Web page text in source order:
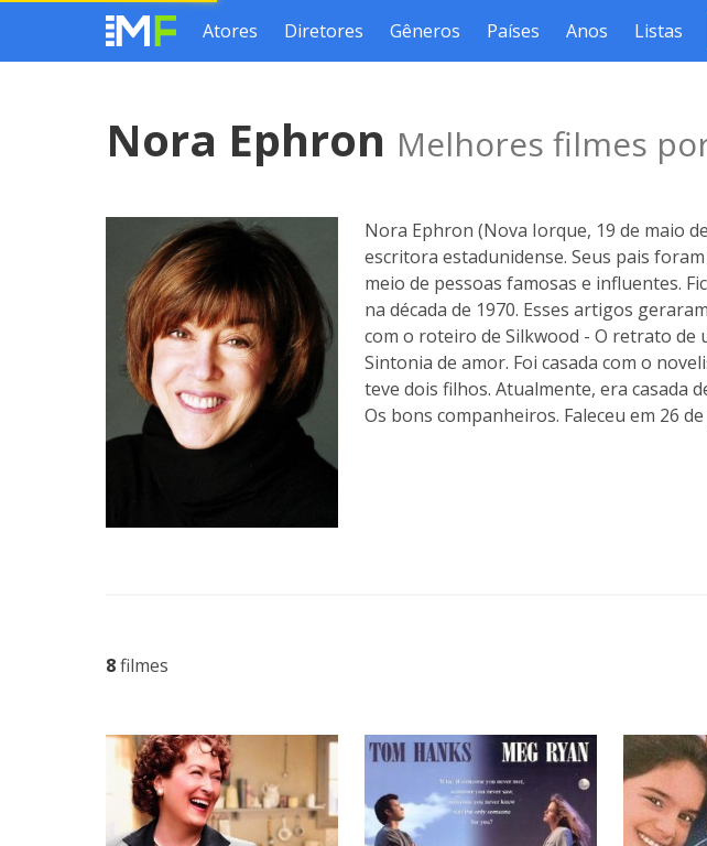
Atores Diretores Gêneros Países Anos Listas
Nora Ephron Melhores filmes
Nora Ephron (Nova Iorque, 19 de maio
escritora estadunidense. Seus pais
meio de pessoas famosas e influentes.
na década de 1970. Esses artigos
com o roteiro de Silkwood - O retrato de
Sintonia de amor. Foi casada com o
teve dois filhos. Atualmente, era casada
Os bons companheiros. Faleceu em 26
8filmes